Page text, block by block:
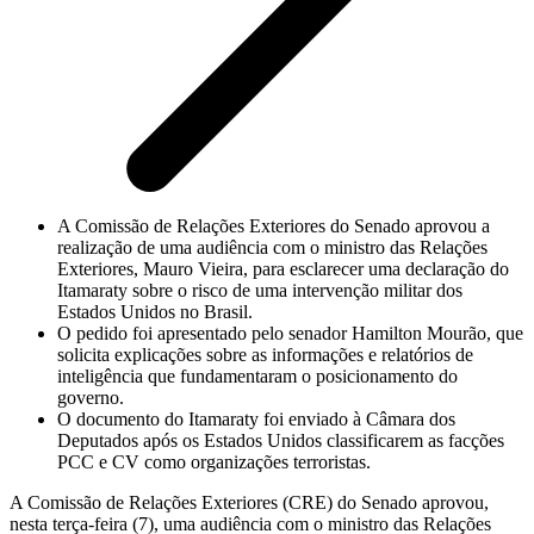
A Comissão de Relações Exteriores do Senado aprovou a
realização de uma audiência com o ministro das Relações
Exteriores, Mauro Vieira, para esclarecer uma declaração do
Itamaraty sobre o risco de uma intervenção militar dos
Estados Unidos no Brasil.
O pedido foi apresentado pelo senador Hamilton Mourão, que
solicita explicações sobre as informações e relatórios de
inteligência que fundamentaram o posicionamento do
governo.
O documento do Itamaraty foi enviado à Câmara dos
Deputados após os Estados Unidos classificarem as facções
PCC e CV como organizações terroristas.
A Comissão de Relações Exteriores (CRE) do Senado aprovou,
nesta terça-feira (7), uma audiência com o ministro das Relações